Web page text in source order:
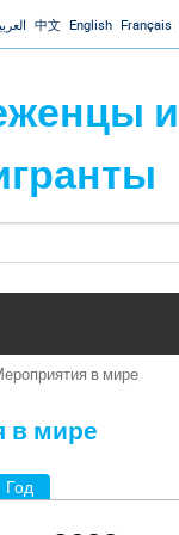
Jump to navigation
中文 English Français
и
в мире
в мире
Год